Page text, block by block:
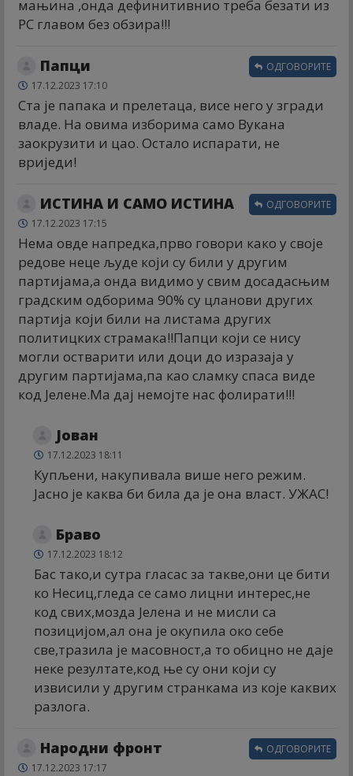
мањина ,онда дефинитивнио треба безати из
РС главом без обзира!!!
Папци
17.12.2023 17:10
Ста је папака и прелетаца, висе него у згради
владе. На овима изборима само Вукана
заокрузити и цао. Остало испарати, не
вриједи!
ОДГОВОРИТЕ
ИСТИНА И САМО ИСТИНА
17.12.2023 17:15
Нема овде напредка,прво говори како у своје
редове неце људе који су били у другим
партијама,а онда видимо у свим досадасњим
градским одборима 90% су цланови других
партија који били на листама других
политицких страмака!!Папци који се нису
могли остварити или доци до изразаја у
другим партијама,па као сламку спаса виде
код Јелене.Ма дај немојте нас фолирати!!!
ОДГОВОРИТЕ
Јован
17.12.2023 18:11
Купљени, накупивала више него режим.
Јасно је каква би била да је она власт. УЖАС!
Браво
17.12.2023 18:12
Бас тако,и сутра гласас за такве,они це бити
ко Несиц,гледа се само лицни интерес,не
код свих,мозда Јелена и не мисли са
позицијом,ал она је окупила око себе
све,тразила је масовност,а то обицно не даје
неке резултате,код ње су они који су
извисили у другим странкама из које каквих
разлога.
Народни фронт
17.12.2023 17:17
ОДГОВОРИТЕ